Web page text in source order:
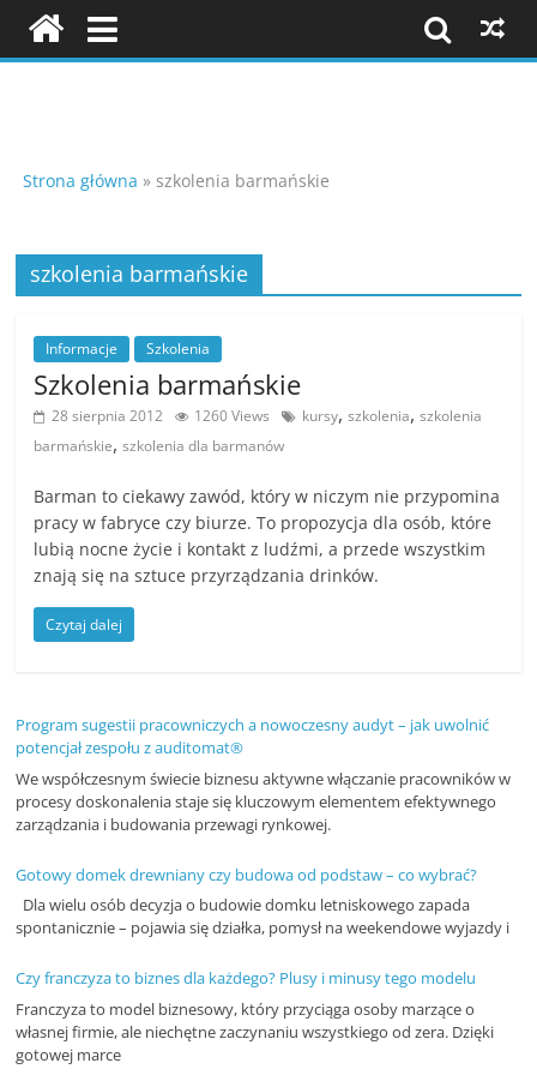
i
konferencje
o
n
f
r
e
n
s
k
o
e
n
i
,
Strona główna »szkolenia barmańskie
szkolenia barmańskie
Informacje Szkolenia
Szkolenia barmańskie
28 sierpnia 2012 1260 Views kursy,szkolenia,szkolenia
barmańskie,szkolenia dla barmanów
Barman to ciekawy zawód, który w niczym nie przypomina
pracy w fabryce czy biurze. To propozycja dla osób, które
lubią nocne życie i kontakt z ludźmi, a przede wszystkim
znają się na sztuce przyrządzania drinków.
Czytaj dalej
Program sugestii pracowniczych a nowoczesny audyt – jak uwolnić
potencjał zespołu z auditomat®
We współczesnym świecie biznesu aktywne włączanie pracowników w
procesy doskonalenia staje się kluczowym elementem efektywnego
zarządzania i budowania przewagi rynkowej.
Gotowy domek drewniany czy budowa od podstaw – co wybrać?
Dla wielu osób decyzja o budowie domku letniskowego zapada
spontanicznie – pojawia się działka, pomysł na weekendowe wyjazdy i
Czy franczyza to biznes dla każdego? Plusy i minusy tego modelu
Franczyza to model biznesowy, który przyciąga osoby marzące o
własnej firmie, ale niechętne zaczynaniu wszystkiego od zera. Dzięki
gotowej marce